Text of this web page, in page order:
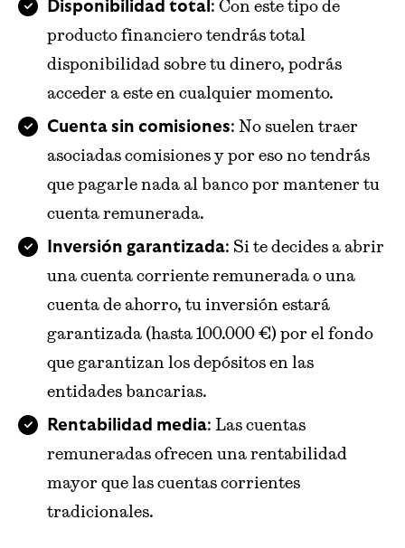
Disponibilidad total : Con este tipo de
producto financiero tendrás total
disponibilidad sobre tu dinero, podrás
acceder a este en cualquier momento.
Cuenta sin comisiones: No suelen traer
asociadas comisiones y por eso no tendrás
que pagarle nada al banco por mantener tu
cuenta remunerada.
Inversión garantizada: Si te decides a abrir
una cuenta corriente remunerada o una
cuenta de ahorro, tu inversión estará
garantizada (hasta 100.000 €) por el fondo
que garantizan los depósitos en las
entidades bancarias.
Rentabilidad media: Las cuentas
remuneradas ofrecen una rentabilidad
mayor que las cuentas corrientes
tradicionales.